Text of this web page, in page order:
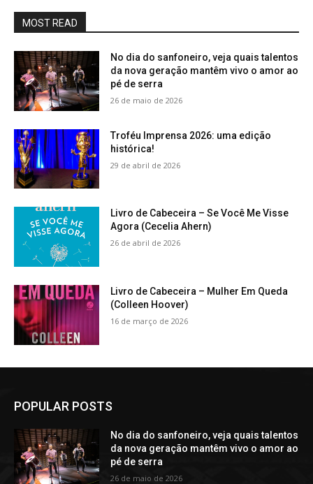
MOST READ
No dia do sanfoneiro, veja quais talentos
da nova geração mantêm vivo o amor ao
pé de serra
26 de maio de 2026
Troféu Imprensa 2026: uma edição
histórica!
29 de abril de 2026
Livro de Cabeceira – Se Você Me Visse
Agora (Cecelia Ahern)
26 de abril de 2026
Livro de Cabeceira – Mulher Em Queda
(Colleen Hoover)
16 de março de 2026
POPULAR POSTS
No dia do sanfoneiro, veja quais talentos
da nova geração mantêm vivo o amor ao
pé de serra
26 de maio de 2026